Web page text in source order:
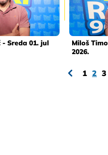
Sreda 01. jul
Miloš
2026.
1 2 3